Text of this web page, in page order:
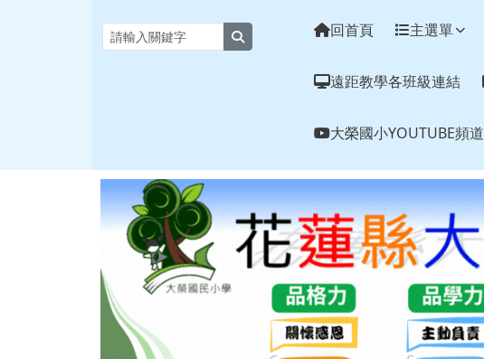
花蓮縣大榮國小全球資訊網
回首頁 主選單
遠距教學各班級連結
大榮國小YOUTUBE頻道